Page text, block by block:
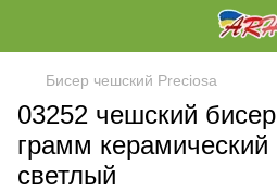
Бисер чешский Preciosa
03252 чешский
грамм керамический
светлый